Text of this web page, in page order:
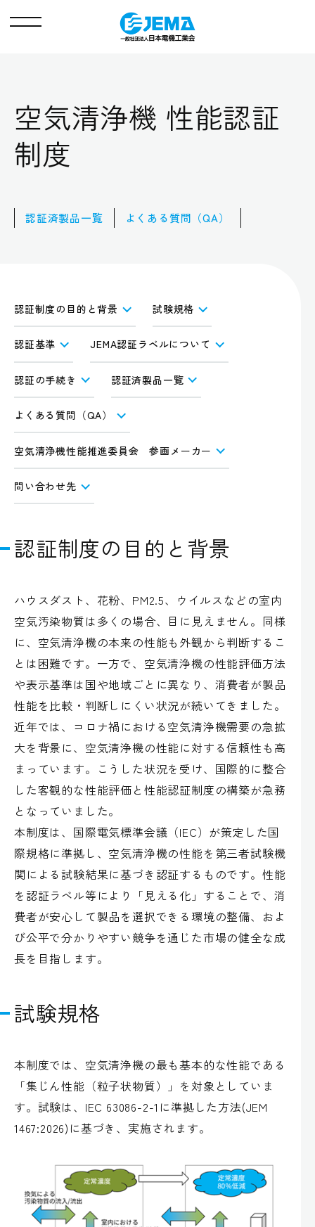
メ
空気清浄機 性能認証
制度
認証済製品一覧 よくある質問（QA）
認証制度の目的と背景 試験規格
認証基準 JEMA認証ラベルについて
認証の手続き 認証済製品一覧
よくある質問（QA）
空気清浄機性能推進委員会 参画メーカー
問い合わせ先
認証制度の目的と背景
ハウスダスト、花粉、PM2.5、ウイルスなどの室内
空気汚染物質は多くの場合、目に見えません。同様
に、空気清浄機の本来の性能も外観から判断するこ
とは困難です。一方で、空気清浄機の性能評価方法
や表示基準は国や地域ごとに異なり、消費者が製品
性能を比較・判断しにくい状況が続いてきました。
近年では、コロナ禍における空気清浄機需要の急拡
大を背景に、空気清浄機の性能に対する信頼性も高
まっています。こうした状況を受け、国際的に整合
した客観的な性能評価と性能認証制度の構築が急務
となっていました。
本制度は、国際電気標準会議（IEC）が策定した国
際規格に準拠し、空気清浄機の性能を第三者試験機
関による試験結果に基づき認証するものです。性能
を認証ラベル等により「見える化」することで、消
費者が安心して製品を選択できる環境の整備、およ
び公平で分かりやすい競争を通じた市場の健全な成
長を目指します。
試験規格
本制度では、空気清浄機の最も基本的な性能である
「集じん性能（粒子状物質）」を対象としていま
す。試験は、IEC 63086-2-1に準拠した方法(JEM
1467:2026)に基づき、実施されます。